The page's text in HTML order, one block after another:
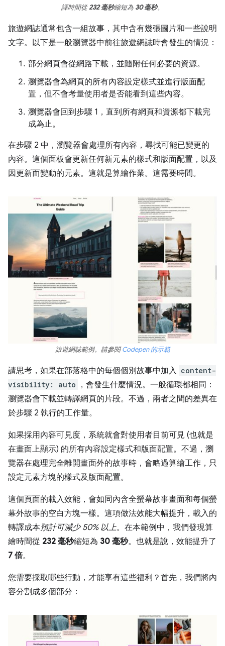
譯時間從232 毫秒縮短為 30 毫秒。
旅遊網誌通常包含一組故事，其中含有幾張圖片和一些說明
文字。以下是一般瀏覽器中前往旅遊網誌時會發生的情況：
部分網頁會從網路下載，並隨附任何必要的資源。
瀏覽器會為網頁的所有內容設定樣式並進行版面配
置，但不會考量使用者是否能看到這些內容。
瀏覽器會回到步驟 1，直到所有網頁和資源都下載完
成為止。
在步驟 2 中，瀏覽器會處理所有內容，尋找可能已變更的
內容。這個面板會更新任何新元素的樣式和版面配置，以及
因更新而變動的元素。這就是算繪作業。這需要時間。
旅遊網誌範例。請參閱Codepen 的示範
請思考，如果在部落格中的每個個別故事中加入 content-
visibility: auto
，會發生什麼情況。一般循環都相同：
瀏覽器會下載並轉譯網頁的片段。不過，兩者之間的差異在
於步驟 2 執行的工作量。
如果採用內容可見度，系統就會對使用者目前可見 (也就是
在畫面上顯示) 的所有內容設定樣式和版面配置。不過，瀏
覽器在處理完全離開畫面外的故事時，會略過算繪工作，只
設定元素方塊的樣式及版面配置。
這個頁面的載入效能，會如同內含全螢幕故事畫面和每個螢
幕外故事的空白方塊一樣。這項做法效能大幅提升，載入的
轉譯成本預計可減少 50% 以上。在本範例中，我們發現算
繪時間從 232 毫秒縮短為 30 毫秒。也就是說，效能提升了
7 倍。
您需要採取哪些行動，才能享有這些福利？首先，我們將內
容分割成多個部分：